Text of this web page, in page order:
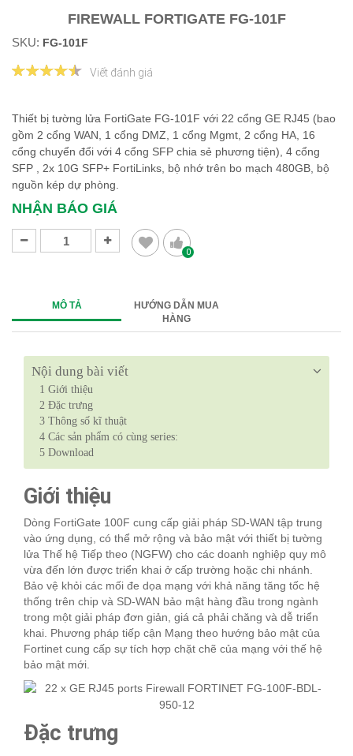
FIREWALL FORTIGATE FG-101F
SKU: FG-101F
Viết đánh giá
Thiết bị tường lửa FortiGate FG-101F với 22 cổng GE RJ45 (bao
gồm 2 cổng WAN, 1 cổng DMZ, 1 cổng Mgmt, 2 cổng HA, 16
cổng chuyển đổi với 4 cổng SFP chia sẻ phương tiện), 4 cổng
SFP , 2x 10G SFP+ FortiLinks, bộ nhớ trên bo mạch 480GB, bộ
nguồn kép dự phòng.
NHẬN BÁO GIÁ
0
MÔ TẢ
HƯỚNG DẪN MUA
HÀNG
Nội dung bài viết
1 Giới thiệu
2 Đặc trưng
3 Thông số kĩ thuật
4 Các sản phẩm có cùng series:
5 Download
Giới thiệu
Dòng FortiGate 100F cung cấp giải pháp SD-WAN tập trung
vào ứng dụng, có thể mở rộng và bảo mật với thiết bị tường
lửa Thế hệ Tiếp theo (NGFW) cho các doanh nghiệp quy mô
vừa đến lớn được triển khai ở cấp trường hoặc chi nhánh.
Bảo vệ khỏi các mối đe dọa mạng với khả năng tăng tốc hệ
thống trên chip và SD-WAN bảo mật hàng đầu trong ngành
trong một giải pháp đơn giản, giá cả phải chăng và dễ triển
khai. Phương pháp tiếp cận Mạng theo hướng bảo mật của
Fortinet cung cấp sự tích hợp chặt chẽ của mạng với thế hệ
bảo mật mới.
Đặc trưng